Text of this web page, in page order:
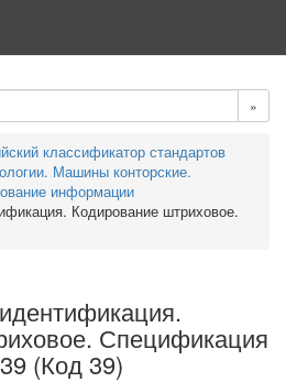
»
классификатор стандартов
Машины конторские.
информации
Кодирование штриховое.
Спецификация
(Код 39)